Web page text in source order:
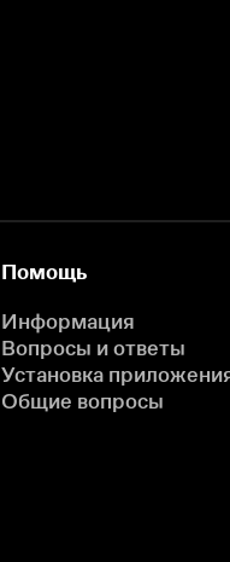
Помощь
Информация
Вопросы и ответы
Установка
Общие вопросы